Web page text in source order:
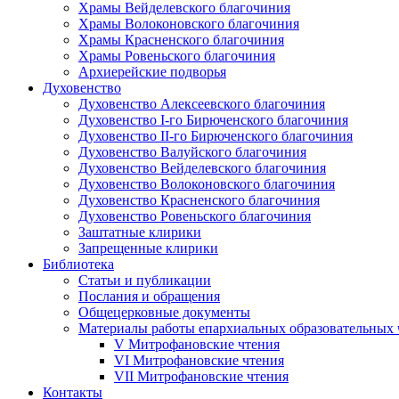
Храмы Вейделевского благочиния
Храмы Волоконовского благочиния
Храмы Красненского благочиния
Храмы Ровеньского благочиния
Архиерейские подворья
Духовенство
Духовенство Алексеевского благочиния
Духовенство I-го Бирюченского благочиния
Духовенство II-го Бирюченского благочиния
Духовенство Валуйского благочиния
Духовенство Вейделевского благочиния
Духовенство Волоконовского благочиния
Духовенство Красненского благочиния
Духовенство Ровеньского благочиния
Заштатные клирики
Запрещенные клирики
Библиотека
Статьи и публикации
Послания и обращения
Общецерковные документы
Материалы работы епархиальных образовательных
V Митрофановские чтения
VI Митрофановские чтения
VII Митрофановские чтения
Контакты